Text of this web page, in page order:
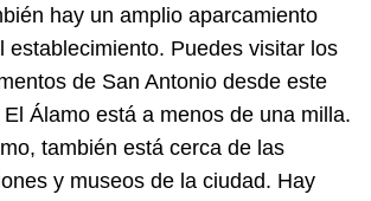
hay un amplio aparcamiento
establecimiento. Puedes visitar los
de San Antonio desde este
Álamo está a menos de una milla.
también está cerca de las
y museos de la ciudad. Hay